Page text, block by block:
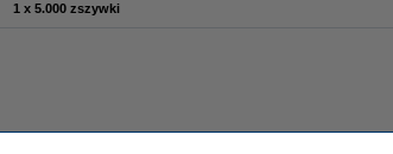
1 x 5.000 zszywki